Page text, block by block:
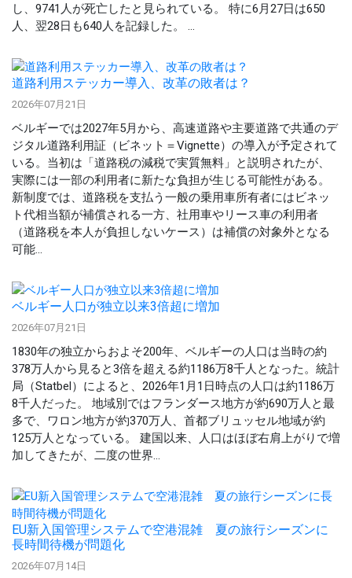
し、9741人が死亡したと見られている。 特に6月27日は650
人、翌28日も640人を記録した。 ...
道路利用ステッカー導入、改革の敗者は？
2026年07月21日
ベルギーでは2027年5月から、高速道路や主要道路で共通のデ
ジタル道路利用証（ビネット＝Vignette）の導入が予定されて
いる。当初は「道路税の減税で実質無料」と説明されたが、
実際には一部の利用者に新たな負担が生じる可能性がある。
新制度では、道路税を支払う一般の乗用車所有者にはビネッ
ト代相当額が補償される一方、社用車やリース車の利用者
（道路税を本人が負担しないケース）は補償の対象外となる
可能...
ベルギー人口が独立以来3倍超に増加
2026年07月21日
1830年の独立からおよそ200年、ベルギーの人口は当時の約
378万人から見ると3倍を超える約1186万8千人となった。統計
局（Statbel）によると、2026年1月1日時点の人口は約1186万
8千人だった。 地域別ではフランダース地方が約690万人と最
多で、ワロン地方が約370万人、首都ブリュッセル地域が約
125万人となっている。 建国以来、人口はほぼ右肩上がりで増
加してきたが、二度の世界...
EU新入国管理システムで空港混雑 夏の旅行シーズンに
長時間待機が問題化
2026年07月14日